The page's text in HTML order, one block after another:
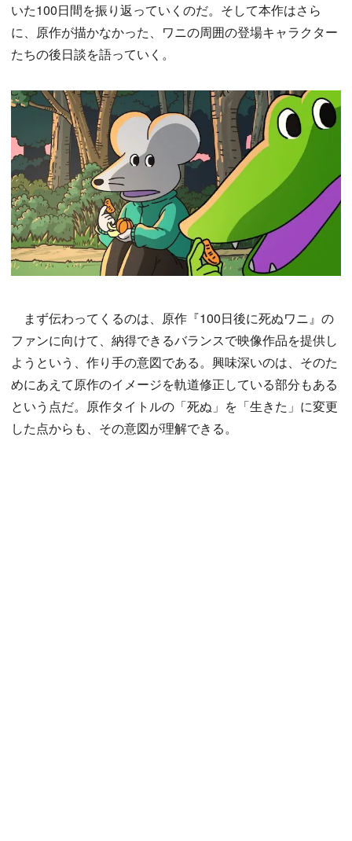
いた100日間を振り返っていくのだ。そして本作はさら
に、原作が描かなかった、ワニの周囲の登場キャラクター
たちの後日談を語っていく。
まず伝わってくるのは、原作『100日後に死ぬワニ』の
ファンに向けて、納得できるバランスで映像作品を提供し
ようという、作り手の意図である。興味深いのは、そのた
めにあえて原作のイメージを軌道修正している部分もある
という点だ。原作タイトルの「死ぬ」を「生きた」に変更
した点からも、その意図が理解できる。